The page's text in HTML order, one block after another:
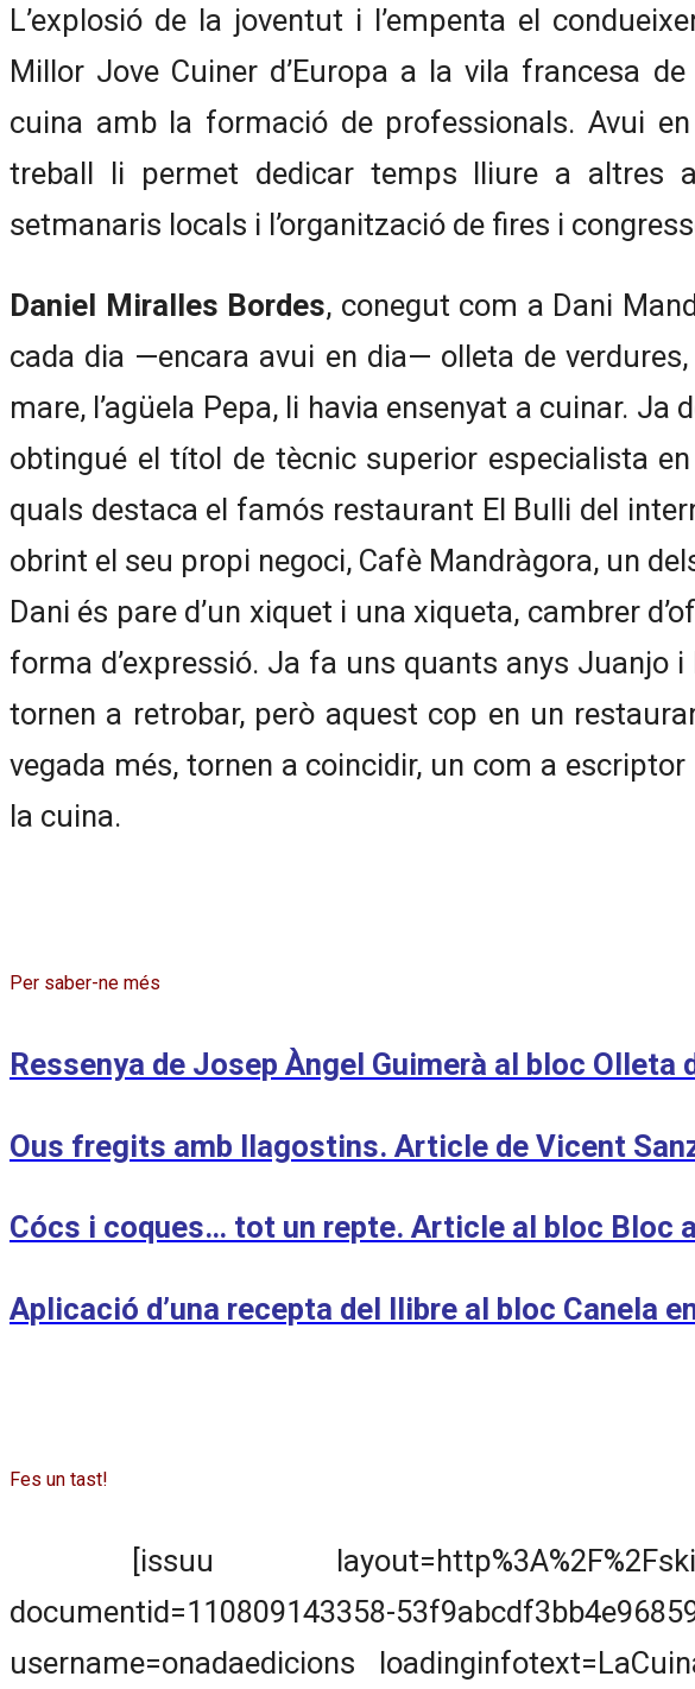
L’explosió de la joventut i l’empenta el
Millor Jove Cuiner d’Europa a la vila francesa
cuina amb la formació de professionals. Avui
treball li permet dedicar temps lliure a altres
setmanaris locals i l’organització de fires i
Daniel Miralles Bordes, conegut com a Dani
cada dia —encara avui en dia— olleta de
mare, l’agüela Pepa, li havia ensenyat a cuinar.
obtingué el títol de tècnic superior especialista
quals destaca el famós restaurant El Bulli del
obrint el seu propi negoci, Cafè Mandràgora, un
Dani és pare d’un xiquet i una xiqueta, cambrer
forma d’expressió. Ja fa uns quants anys Juanjo
tornen a retrobar, però aquest cop en un
vegada més, tornen a coincidir, un com a
la cuina.
Per saber-ne més
Ressenya de Josep Àngel Guimerà al bloc Olleta
Ous fregits amb llagostins. Article de Vicent
Cócs i coques… tot un repte. Article al bloc Bloc
Aplicació d’una recepta del llibre al bloc Canela
Fes un tast!
[issuu
documentid=110809143358-
username=onadaedicions